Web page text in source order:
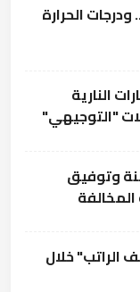
الحرارة
النارية
"التوجيهي"
وتوفيق
المخالفة
الراتب" خلال